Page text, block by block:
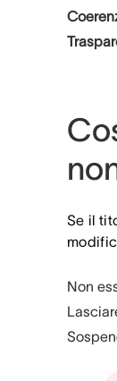
Se il
Non